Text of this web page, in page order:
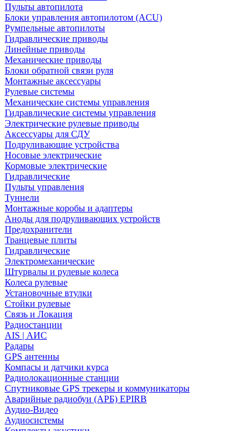
Пульты автопилота
Блоки управления автопилотом (ACU)
Румпельные автопилоты
Гидравлические приводы
Линейные приводы
Механические приводы
Блоки обратной связи руля
Монтажные аксессуары
Рулевые системы
Механические системы управления
Гидравлические системы управления
Электрические рулевые приводы
Аксессуары для СДУ
Подруливающие устройства
Носовые электрические
Кормовые электрические
Гидравлические
Пульты управления
Туннели
Монтажные коробы и адаптеры
Аноды для подруливающих устройств
Предохранители
Транцевые плиты
Гидравлические
Электромеханические
Штурвалы и рулевые колеса
Колеса рулевые
Установочные втулки
Стойки рулевые
Связь и Локация
Радиостанции
AIS | АИС
Радары
GPS антенны
Компасы и датчики курса
Радиолокационные станции
Спутниковые GPS трекеры и коммуникаторы
Аварийные радиобуи (АРБ) EPIRB
Аудио-Видео
Аудиосистемы